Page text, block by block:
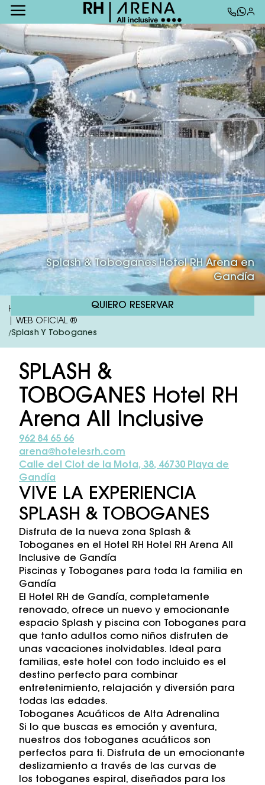
Splash & Toboganes Hotel RH Arena en
Gandía
QUIERO RESERVAR
Hotel RH Arena | Hotel 4 Estrellas Todo Incluído En Gandía
| WEB OFICIAL ®
/Splash Y Toboganes
SPLASH &
TOBOGANES Hotel RH
Arena All Inclusive
962 84 65 66
arena@hotelesrh.com
Calle del Clot de la Mota, 38, 46730 Playa de
Gandía
VIVE LA EXPERIENCIA
SPLASH & TOBOGANES
Disfruta de la nueva zona Splash &
Toboganes en el Hotel RH Hotel RH Arena All
Inclusive de Gandía
Piscinas y Toboganes para toda la familia en
Gandía
El Hotel RH de Gandía, completamente
renovado, ofrece un nuevo y emocionante
espacio Splash y piscina con Toboganes para
que tanto adultos como niños disfruten de
unas vacaciones inolvidables. Ideal para
familias, este hotel con todo incluido es el
destino perfecto para combinar
entretenimiento, relajación y diversión para
todas las edades.
Toboganes Acuáticos de Alta Adrenalina
Si lo que buscas es emoción y aventura,
nuestros dos toboganes acuáticos son
perfectos para ti. Disfruta de un emocionante
deslizamiento a través de las curvas de
los toboganes espiral, diseñados para los